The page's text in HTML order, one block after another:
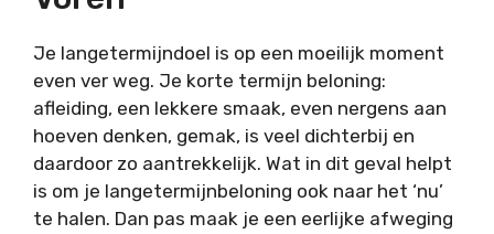
Je langetermijndoel is op een moeilijk moment
even ver weg. Je korte termijn beloning:
afleiding, een lekkere smaak, even nergens aan
hoeven denken, gemak, is veel dichterbij en
daardoor zo aantrekkelijk. Wat in dit geval helpt
is om je langetermijnbeloning ook naar het ‘nu’
te halen. Dan pas maak je een eerlijke afweging